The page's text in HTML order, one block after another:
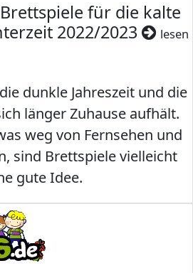
für die kalte
2022/2023
lesen
dunkle Jahreszeit und die
länger Zuhause aufhält.
weg von Fernsehen und
sind Brettspiele vielleicht
gute Idee.